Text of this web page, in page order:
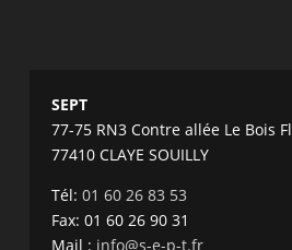
SEPT
77-75 RN3 Contre allée Le Bois
77410 CLAYE SOUILLY
Tél:01 60 26 83 53
Fax: 01 60 26 90 31
Mail : info@s-e-p-t.fr